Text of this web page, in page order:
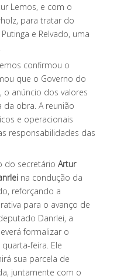
Lemos, e com o
para tratar do
e Relvado, uma
confirmou o
que o Governo do
o anúncio dos valores
obra. A reunião
e operacionais
responsabilidades das
do secretárioArtur
na condução da
reforçando a
para o avanço de
Danrlei, a
formalizar o
feira. Ele
sua parcela de
juntamente com o